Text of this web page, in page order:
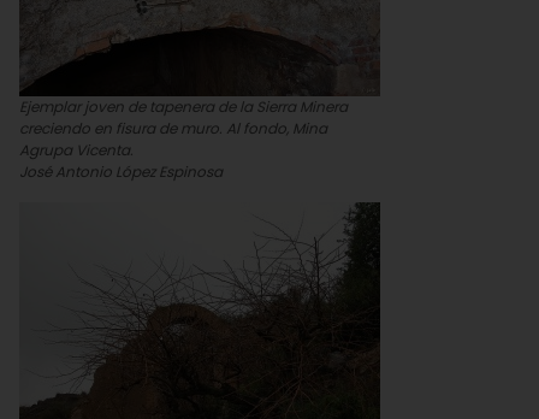
Ejemplar joven de tapenera de la Sierra Minera
creciendo en fisura de muro. Al fondo, Mina
Agrupa Vicenta.
José Antonio López Espinosa